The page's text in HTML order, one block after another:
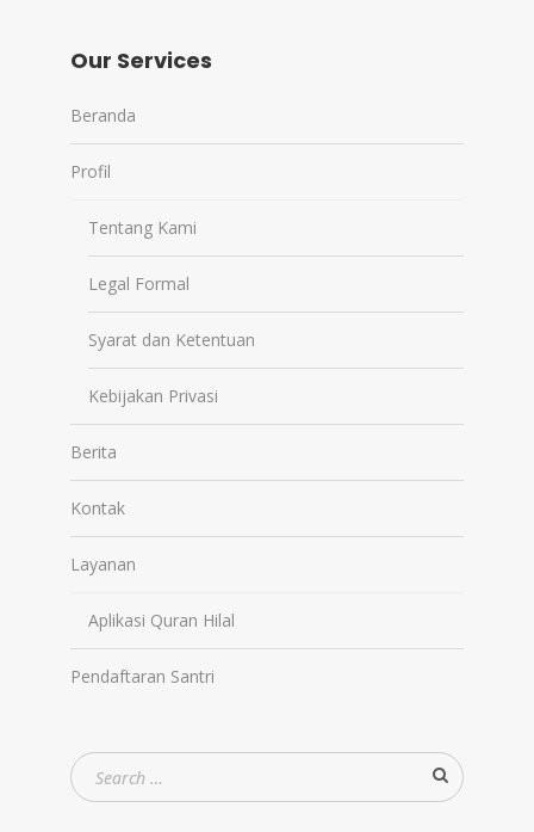
Our Services
Beranda
Profil
Tentang Kami
Legal Formal
Syarat dan Ketentuan
Kebijakan Privasi
Berita
Kontak
Layanan
Aplikasi Quran Hilal
Pendaftaran Santri